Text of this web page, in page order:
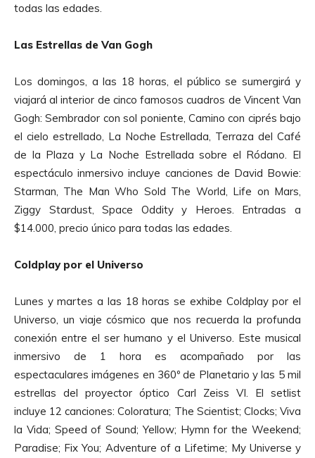
todas las edades.
Las Estrellas de Van Gogh
Los domingos, a las 18 horas, el público se sumergirá y
viajará al interior de cinco famosos cuadros de Vincent Van
Gogh: Sembrador con sol poniente, Camino con ciprés bajo
el cielo estrellado, La Noche Estrellada, Terraza del Café
de la Plaza y La Noche Estrellada sobre el Ródano. El
espectáculo inmersivo incluye canciones de David Bowie:
Starman, The Man Who Sold The World, Life on Mars,
Ziggy Stardust, Space Oddity y Heroes. Entradas a
$14.000, precio único para todas las edades.
Coldplay por el Universo
Lunes y martes a las 18 horas se exhibe Coldplay por el
Universo, un viaje cósmico que nos recuerda la profunda
conexión entre el ser humano y el Universo. Este musical
inmersivo de 1 hora es acompañado por las
espectaculares imágenes en 360º de Planetario y las 5 mil
estrellas del proyector óptico Carl Zeiss VI. El setlist
incluye 12 canciones: Coloratura; The Scientist; Clocks; Viva
la Vida; Speed of Sound; Yellow; Hymn for the Weekend;
Paradise; Fix You; Adventure of a Lifetime; My Universe y